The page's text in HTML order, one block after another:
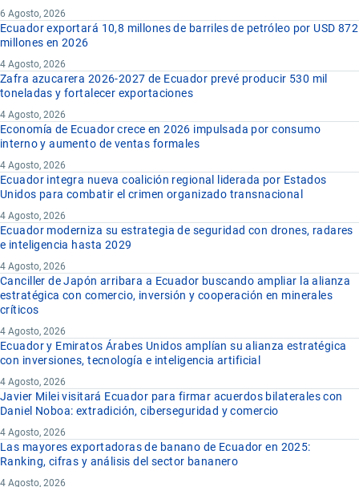
6 Agosto, 2026
Ecuador exportará 10,8 millones de barriles de petróleo por USD 872
millones en 2026
4 Agosto, 2026
Zafra azucarera 2026-2027 de Ecuador prevé producir 530 mil
toneladas y fortalecer exportaciones
4 Agosto, 2026
Economía de Ecuador crece en 2026 impulsada por consumo
interno y aumento de ventas formales
4 Agosto, 2026
Ecuador integra nueva coalición regional liderada por Estados
Unidos para combatir el crimen organizado transnacional
4 Agosto, 2026
Ecuador moderniza su estrategia de seguridad con drones, radares
e inteligencia hasta 2029
4 Agosto, 2026
Canciller de Japón arribara a Ecuador buscando ampliar la alianza
estratégica con comercio, inversión y cooperación en minerales
críticos
4 Agosto, 2026
Ecuador y Emiratos Árabes Unidos amplían su alianza estratégica
con inversiones, tecnología e inteligencia artificial
4 Agosto, 2026
Javier Milei visitará Ecuador para firmar acuerdos bilaterales con
Daniel Noboa: extradición, ciberseguridad y comercio
4 Agosto, 2026
Las mayores exportadoras de banano de Ecuador en 2025:
Ranking, cifras y análisis del sector bananero
4 Agosto, 2026